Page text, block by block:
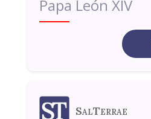
Papa León XIV
SalTerrae